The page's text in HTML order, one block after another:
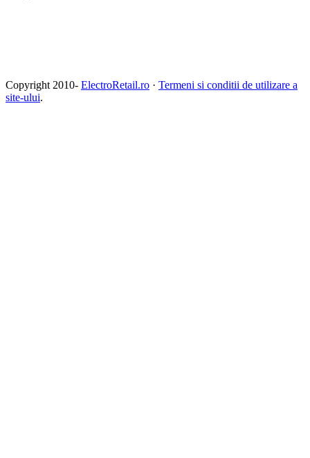
Copyright 2010- ElectroRetail.ro · Termeni si conditii de utilizare a
site-ului.